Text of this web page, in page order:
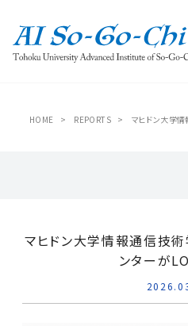
HOME > REPORTS >
マヒドン大学
マヒドン大学情報通信技
ンターが